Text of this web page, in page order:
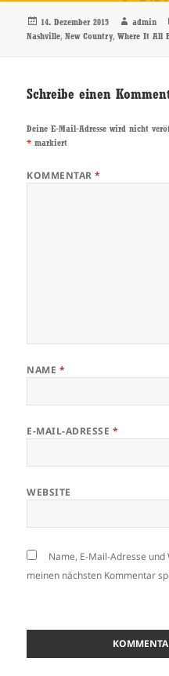
Veröffentlicht
am
14. Dezember 2015 Autor
admin
Nashville,New Country,Where It All
Schreibe einen
Deine E-Mail-Adresse wird nicht
* markiert
KOMMENTAR*
NAME *
E-MAIL-ADRESSE *
WEBSITE
Name, E-Mail-Adresse
meinen nächsten Kommentar